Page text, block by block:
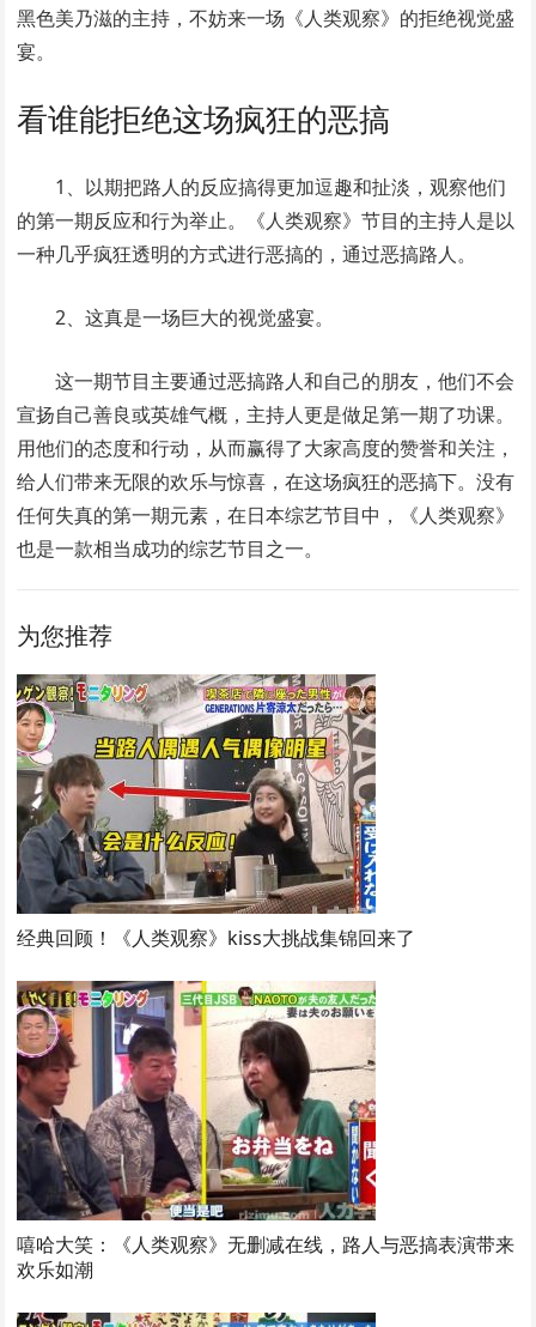
黑色美乃滋的主持，不妨来一场《人类观察》的拒绝视觉盛
宴。
看谁能拒绝这场疯狂的恶搞
1、以期把路人的反应搞得更加逗趣和扯淡，观察他们
的第一期反应和行为举止。《人类观察》节目的主持人是以
一种几乎疯狂透明的方式进行恶搞的，通过恶搞路人。
2、这真是一场巨大的视觉盛宴。
这一期节目主要通过恶搞路人和自己的朋友，他们不会
宣扬自己善良或英雄气概，主持人更是做足第一期了功课。
用他们的态度和行动，从而赢得了大家高度的赞誉和关注，
给人们带来无限的欢乐与惊喜，在这场疯狂的恶搞下。没有
任何失真的第一期元素，在日本综艺节目中，《人类观察》
也是一款相当成功的综艺节目之一。
为您推荐
经典回顾！《人类观察》kiss大挑战集锦回来了
嘻哈大笑：《人类观察》无删减在线，路人与恶搞表演带来
欢乐如潮